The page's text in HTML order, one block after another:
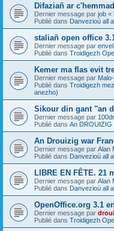
Difaziañ ar
Dernier message par job «
Publié dans Danvezioù all
staliañ open office
Dernier message par envel
Publié dans Troidigezh
Kemer ma flas evit
Dernier message par
Publié dans Troidigezh
anezho)
Sikour din gant "an
Dernier message par
Publié dans An DROUIZIG
An Drouizig war
Dernier message par Alan
Publié dans Danvezioù all
LIBRE EN FÊTE. 21
Dernier message par Alan
Publié dans Danvezioù all
OpenOffice.org 3.1
Dernier message par
Publié dans Troidigezh